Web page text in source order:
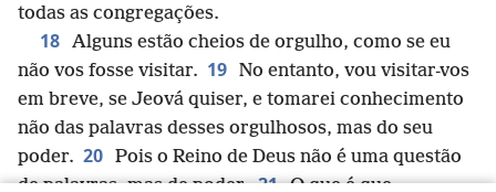
todas as congregações.
18 Alguns estão cheios de orgulho, como se eu
não vos fosse visitar. 19 No entanto, vou visitar-vos
em breve, se Jeová quiser, e tomarei conhecimento
não das palavras desses orgulhosos, mas do seu
poder. 20 Pois o Reino de Deus não é uma questão
de palavras, mas de poder. 21 O que é que